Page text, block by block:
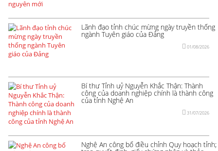
Lãnh đạo tỉnh chúc mừng ngày truyền thống
ngành Tuyên giáo của Đảng
01/08/2026
Bí thư Tỉnh uỷ Nguyễn Khắc Thận: Thành
công của doanh nghiệp chính là thành công
của tỉnh Nghệ An
31/07/2026
Nghệ An công bố điều chỉnh Quy hoạch tỉnh;